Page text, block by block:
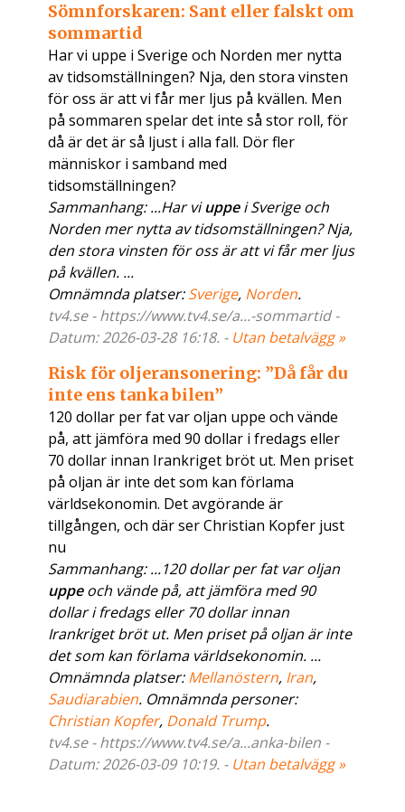
Sömnforskaren: Sant eller falskt om
sommartid
Har vi uppe i Sverige och Norden mer nytta
av tidsomställningen? Nja, den stora vinsten
för oss är att vi får mer ljus på kvällen. Men
på sommaren spelar det inte så stor roll, för
då är det är så ljust i alla fall. Dör fler
människor i samband med
tidsomställningen?
Sammanhang: ...Har viuppei Sverige och
Norden mer nytta av tidsomställningen? Nja,
den stora vinsten för oss är att vi får mer ljus
på kvällen. ...
Omnämnda platser:Sverige, Norden.
tv4.se - https://www.tv4.se/a...-sommartid -
Datum: 2026-03-28 16:18. - Utan betalvägg »
Risk för oljeransonering: ”Då får du
inte ens tanka bilen”
120 dollar per fat var oljan uppe och vände
på, att jämföra med 90 dollar i fredags eller
70 dollar innan Irankriget bröt ut. Men priset
på oljan är inte det som kan förlama
världsekonomin. Det avgörande är
tillgången, och där ser Christian Kopfer just
nu
Sammanhang: ...120 dollar per fat var oljan
uppeoch vände på, att jämföra med 90
dollar i fredags eller 70 dollar innan
Irankriget bröt ut. Men priset på oljan är inte
det som kan förlama världsekonomin. ...
Omnämnda platser:Mellanöstern, Iran,
Saudiarabien. Omnämnda personer:
Christian Kopfer, Donald Trump.
tv4.se - https://www.tv4.se/a...anka-bilen -
Datum: 2026-03-09 10:19. - Utan betalvägg »